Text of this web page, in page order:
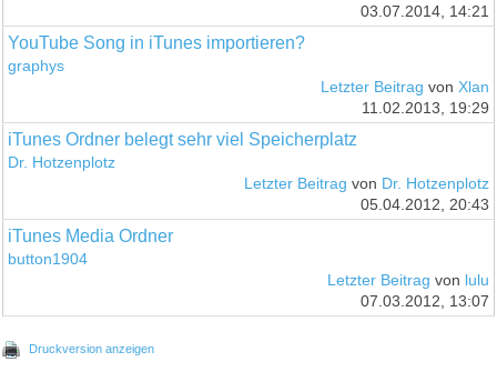
03.07.2014, 14:21
YouTube Song in iTunes importieren?
graphys
Letzter Beitrag von Xlan
11.02.2013, 19:29
iTunes Ordner belegt sehr viel Speicherplatz
Dr. Hotzenplotz
Letzter Beitrag von Dr. Hotzenplotz
05.04.2012, 20:43
iTunes Media Ordner
button1904
Letzter Beitrag von lulu
07.03.2012, 13:07
Druckversion anzeigen